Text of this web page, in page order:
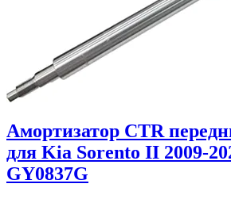
Амортизатор CTR
для Kia Sorento II 2009-
GY0837G